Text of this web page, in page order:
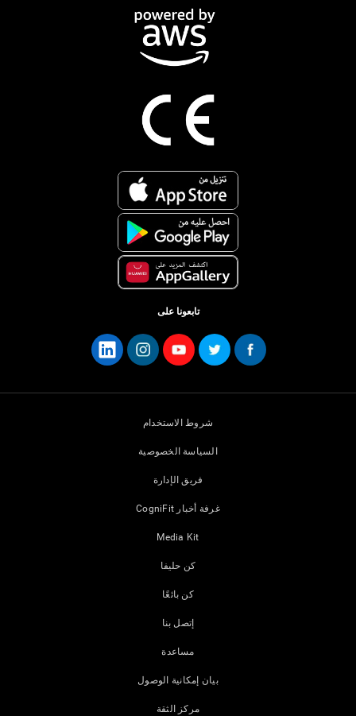
تابعونا على
شروط الاستخدام
السياسة الخصوصية
فريق الإدارة
غرفة أخبار CogniFit
Media Kit
كن حليفا
كن بائعًا
إتصل بنا
مساعدة
بيان إمكانية الوصول
مركز الثقة